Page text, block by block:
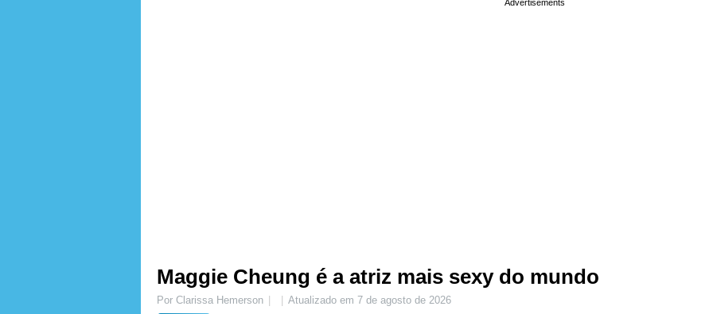
Maggie Cheung é a atriz mais sexy do mundo
Por Clarissa Hemerson Atualizado em 7 de agosto de 2026